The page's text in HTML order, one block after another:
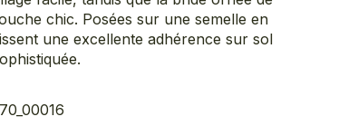
chic. Posées sur une semelle en
une excellente adhérence sur sol